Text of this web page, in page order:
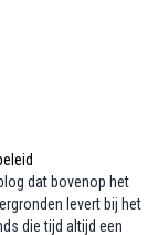
dat bovenop het
levert bij het
die tijd altijd een